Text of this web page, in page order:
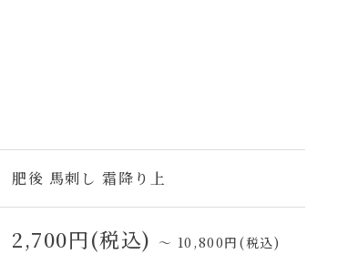
肥後 馬刺し 霜降り上
2,700円(税込) ～ 10,800円(税込)